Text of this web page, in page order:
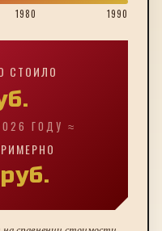
1980 1990
СТОИЛО
ГОДУ ≈
руб.